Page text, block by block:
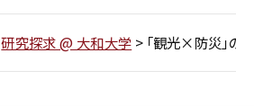
研究探求 @ 大和大学 > 「観光×防災」の